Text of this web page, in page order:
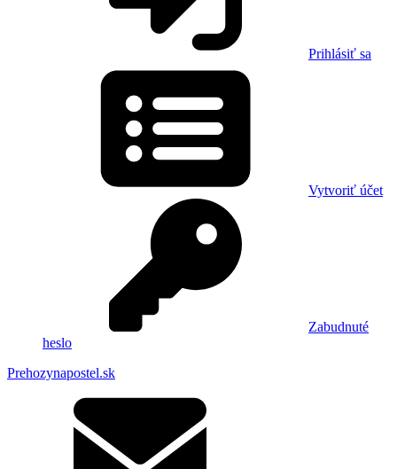
Prihlásiť sa
Vytvoriť účet
Zabudnuté
heslo
Prehozynapostel.sk